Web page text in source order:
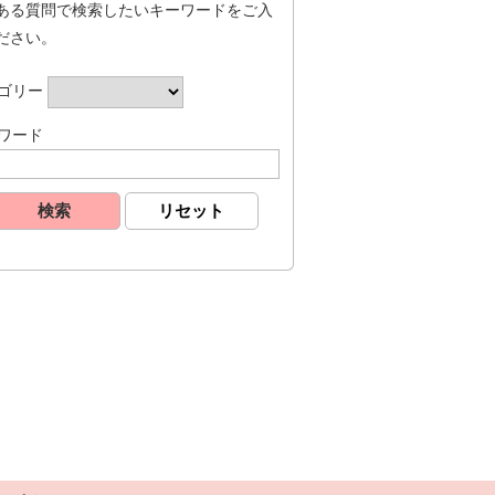
る質問で検索したいキーワードをご入
さい。
リー
ード